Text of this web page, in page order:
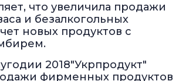
что увеличила продажи
и безалкогольных
новых продуктов с
2018"Укрпродукт"
фирменных продуктов